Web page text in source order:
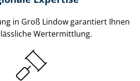
in Groß Lindow garantiert Ihnen
Wertermittlung.